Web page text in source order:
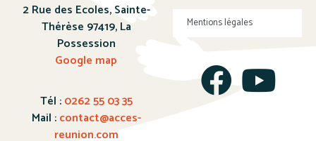
2 Rue des Ecoles, Sainte-
Thérèse 97419, La
Possession
Google map
Tél :0262 55 03 35
Mail :contact@acces-
reunion.com
Mentions légales